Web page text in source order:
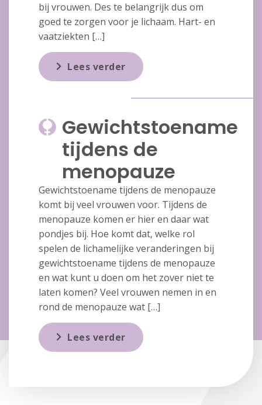
bij vrouwen. Des te belangrijk dus om
goed te zorgen voor je lichaam. Hart- en
vaatziekten […]
Lees verder
Gewichtstoename
tijdens de
menopauze
Gewichtstoename tijdens de menopauze
komt bij veel vrouwen voor. Tijdens de
menopauze komen er hier en daar wat
pondjes bij. Hoe komt dat, welke rol
spelen de lichamelijke veranderingen bij
gewichtstoename tijdens de menopauze
en wat kunt u doen om het zover niet te
laten komen? Veel vrouwen nemen in en
rond de menopauze wat […]
Lees verder